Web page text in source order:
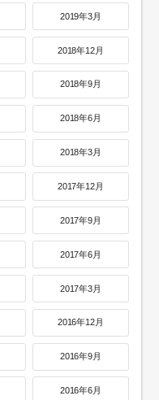
2019年3月
2018年12月
2018年9月
2018年6月
2018年3月
2017年12月
2017年9月
2017年6月
2017年3月
2016年12月
2016年9月
2016年6月